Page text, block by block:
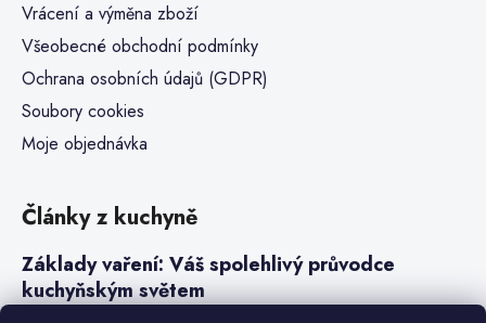
Vrácení a výměna zboží
Všeobecné obchodní podmínky
Ochrana osobních údajů (GDPR)
Soubory cookies
Moje objednávka
Články z kuchyně
Základy vaření: Váš spolehlivý průvodce
kuchyňským světem